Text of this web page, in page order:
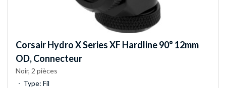
CorsairHydro X Series XF Hardline 90° 12mm
OD, Connecteur
Noir, 2 pièces
Type: Fil